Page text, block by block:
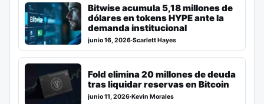
Bitwise acumula 5,18 millones de
dólares en tokens HYPE ante la
demanda institucional
junio 16, 2026·Scarlett Hayes
Fold elimina 20 millones de deuda
tras liquidar reservas en Bitcoin
junio 11, 2026·Kevin Morales